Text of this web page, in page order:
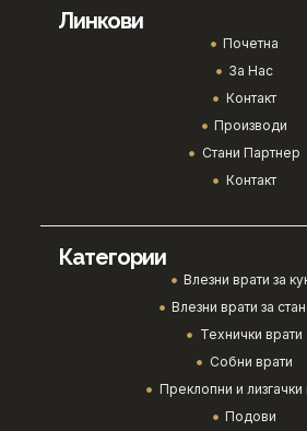
Линкови
Почетна
За Нас
Контакт
Производи
Стани Партнер
Контакт
Категории
Влезни врати за
Влезни врати за
Технички врати
Собни врати
Преклопни и лизгачки
Подови